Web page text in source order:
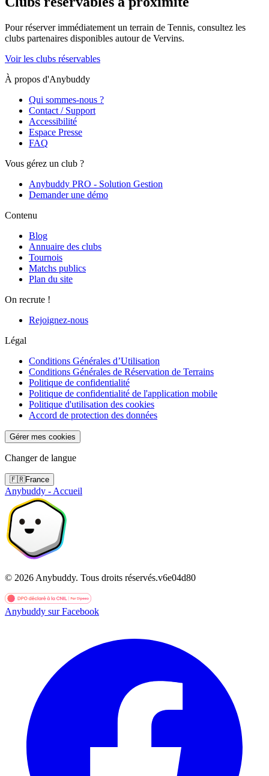
Pour réserver immédiatement un terrain de Tennis, consultez les
clubs partenaires disponibles autour de Vervins.
Voir les clubs réservables
À propos d'Anybuddy
Qui sommes-nous ?
Contact / Support
Accessibilité
Espace Presse
FAQ
Vous gérez un club ?
Anybuddy PRO - Solution Gestion
Demander une démo
Contenu
Blog
Annuaire des clubs
Tournois
Matchs publics
Plan du site
On recrute !
Rejoignez-nous
Légal
Conditions Générales d’Utilisation
Conditions Générales de Réservation de Terrains
Politique de confidentialité
Politique de confidentialité de l'application mobile
Politique d'utilisation des cookies
Accord de protection des données
Gérer mes cookies
Changer de langue
🇫🇷France
Anybuddy - Accueil
© 2026 Anybuddy. Tous droits réservés.v6e04d80
Anybuddy sur Facebook